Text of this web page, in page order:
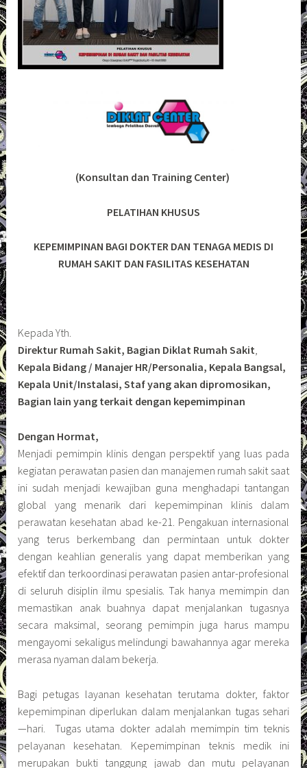
(Konsultan dan Training Center)
PELATIHAN KHUSUS
KEPEMIMPINAN BAGI DOKTER DAN TENAGA MEDIS DI
RUMAH SAKIT DAN FASILITAS KESEHATAN
Kepada Yth.
Direktur Rumah Sakit, Bagian Diklat Rumah Sakit,
Kepala Bidang / Manajer HR/Personalia, Kepala Bangsal,
Kepala Unit/Instalasi, Staf yang akan dipromosikan,
Bagian lain yang terkait dengan kepemimpinan
Dengan Hormat,
Menjadi pemimpin klinis dengan perspektif yang luas pada
kegiatan perawatan pasien dan manajemen rumah sakit saat
ini sudah menjadi kewajiban guna menghadapi tantangan
global yang menarik dari kepemimpinan klinis dalam
perawatan kesehatan abad ke-21. Pengakuan internasional
yang terus berkembang dan permintaan untuk dokter
dengan keahlian generalis yang dapat memberikan yang
efektif dan terkoordinasi perawatan pasien antar-profesional
di seluruh disiplin ilmu spesialis. Tak hanya memimpin dan
memastikan anak buahnya dapat menjalankan tugasnya
secara maksimal, seorang pemimpin juga harus mampu
mengayomi sekaligus melindungi bawahannya agar mereka
merasa nyaman dalam bekerja.
Bagi petugas layanan kesehatan terutama dokter, faktor
kepemimpinan diperlukan dalam menjalankan tugas sehari
—hari. Tugas utama dokter adalah memimpin tim teknis
pelayanan kesehatan. Kepemimpinan teknis medik ini
merupakan bukti tanggung jawab dan mutu pelayanan